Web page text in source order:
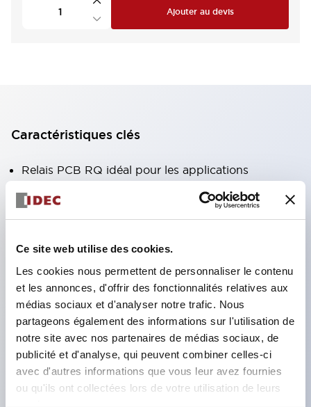
Ce site web utilise des cookies.
Les cookies nous permettent de personnaliser le contenu
et les annonces, d'offrir des fonctionnalités relatives aux
médias sociaux et d'analyser notre trafic. Nous
partageons également des informations sur l'utilisation de
notre site avec nos partenaires de médias sociaux, de
publicité et d'analyse, qui peuvent combiner celles-ci
avec d'autres informations que vous leur avez fournies
ou qu'ils ont collectées lors de votre utilisation de leurs
services.
Ajouter au devis
Caractéristiques clés
Relais PCB RQ idéal pour les applications
compactes à courant élevé
Taille compacte : 29 x 12,7 x 15 mm
(version haute capacité SPDT)
Longue durée de vie électrique et mécanique
Durée de vie électrique : 100 000 cycles à charge
résistive complète
Durée de vie mécanique : 10 millions de cycles
sans charge
Contacts sans plomb